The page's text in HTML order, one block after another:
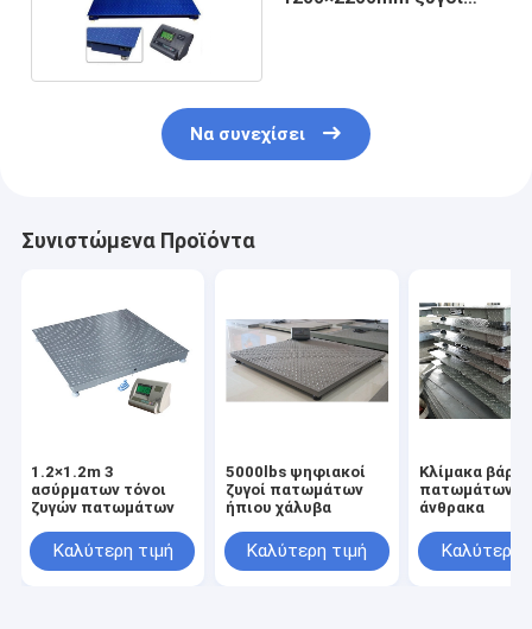
Να συνεχίσει
Συνιστώμενα Προϊόντα
1.2×1.2m 3
ασύρματων τόνοι
ζυγών πατωμάτων
Καλύτερη τιμή
5000lbs ψηφιακοί
ζυγοί πατωμάτων
ήπιου χάλυβα
Καλύτερη τιμή
Κλίμακα
πατωμάτων
άνθρακα
Καλύτερη